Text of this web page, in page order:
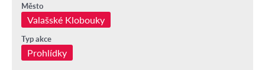
Město
Valašské Klobouky
Typ akce
Prohlídky